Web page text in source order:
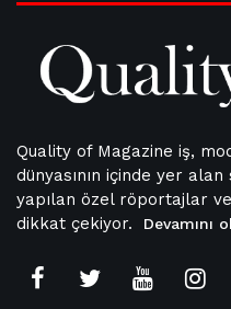
Quality of Magazine iş,
dünyasının içinde yer
yapılan özel röportajlar
dikkat çekiyor.
Devamını